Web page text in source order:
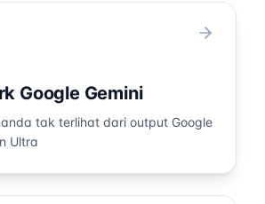
Google Gemini
tak terlihat dari output Google
Ultra